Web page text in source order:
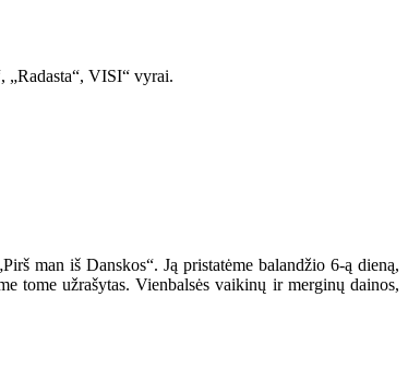
„Radasta“, VISI“ vyrai.
man iš Danskos“. Ją pristatėme balandžio 6-ą dieną,
tome užrašytas. Vienbalsės vaikinų ir merginų dainos,